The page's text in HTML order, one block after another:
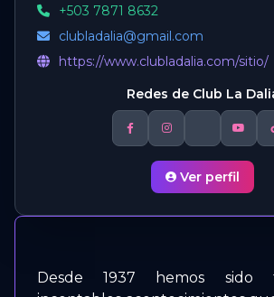
+503 7871 8632
clubladalia@gmail.com
https://www.clubladalia.com/sitio/
Redes de Club La
Ver perfil
Desde 1937 hemos sido